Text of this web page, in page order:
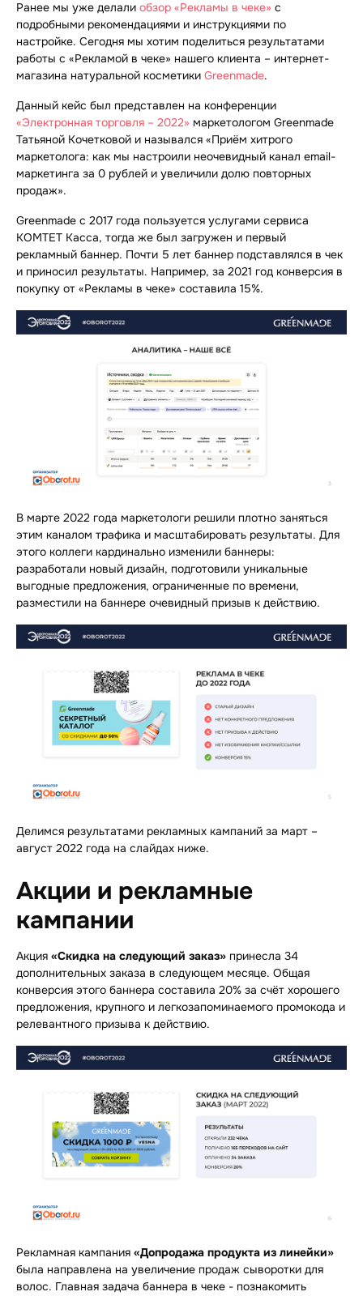
Ранее мы уже делали обзор «Рекламы в чеке» с
подробными рекомендациями и инструкциями по
настройке. Сегодня мы хотим поделиться результатами
работы с «Рекламой в чеке» нашего клиента – интернет-
магазина натуральной косметики Greenmade.
Данный кейс был представлен на конференции
«Электронная торговля – 2022» маркетологом Greenmade
Татьяной Кочетковой и назывался «Приём хитрого
маркетолога: как мы настроили неочевидный канал email-
маркетинга за 0 рублей и увеличили долю повторных
продаж».
Greenmade с 2017 года пользуется услугами сервиса
КОМТЕТ Касса, тогда же был загружен и первый
рекламный баннер. Почти 5 лет баннер подставлялся в чек
и приносил результаты. Например, за 2021 год конверсия в
покупку от «Рекламы в чеке» составила 15%.
В марте 2022 года маркетологи решили плотно заняться
этим каналом трафика и масштабировать результаты. Для
этого коллеги кардинально изменили баннеры:
разработали новый дизайн, подготовили уникальные
выгодные предложения, ограниченные по времени,
разместили на баннере очевидный призыв к действию.
Делимся результатами рекламных кампаний за март –
август 2022 года на слайдах ниже.
Акции и рекламные
кампании
Акция «Скидка на следующий заказ» принесла 34
дополнительных заказа в следующем месяце. Общая
конверсия этого баннера составила 20% за счёт хорошего
предложения, крупного и легкозапоминаемого промокода и
релевантного призыва к действию.
Рекламная кампания «Допродажа продукта из линейки»
была направлена на увеличение продаж сыворотки для
волос. Главная задача баннера в чеке - познакомить